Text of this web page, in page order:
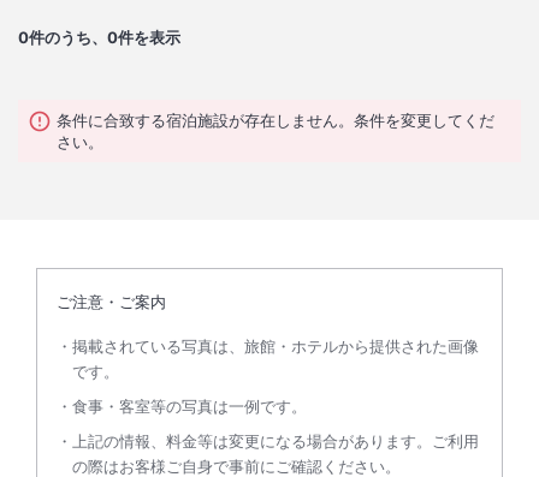
0件のうち、0件を表示
条件に合致する宿泊施設が存在しません。条件を変更してくだ
さい。
ご注意・ご案内
掲載されている写真は、旅館・ホテルから提供された画像
です。
食事・客室等の写真は一例です。
上記の情報、料金等は変更になる場合があります。ご利用
の際はお客様ご自身で事前にご確認ください。